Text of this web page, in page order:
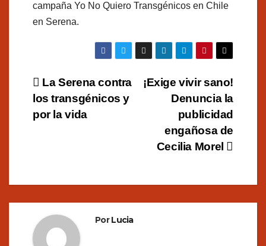
campaña Yo No Quiero Transgénicos en Chile
en Serena.
Navegación
de
¡Exige vivir sano!
Denuncia la
publicidad
engañosa de
Cecilia Morel
La Serena contra
los transgénicos y
por la vida
PorLucia